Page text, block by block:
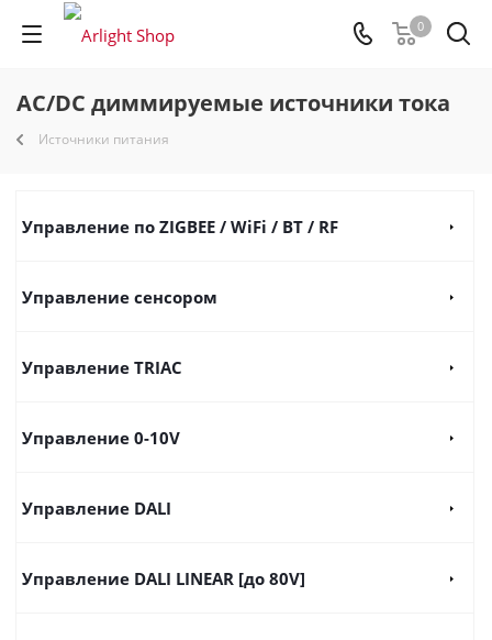
0
AC/DC диммируемые источники тока
Источники питания
Управление по ZIGBEE / WiFi / BT / RF
Управление сенсором
Управление TRIAC
Управление 0-10V
Управление DALI
Управление DALI LINEAR [до 80V]